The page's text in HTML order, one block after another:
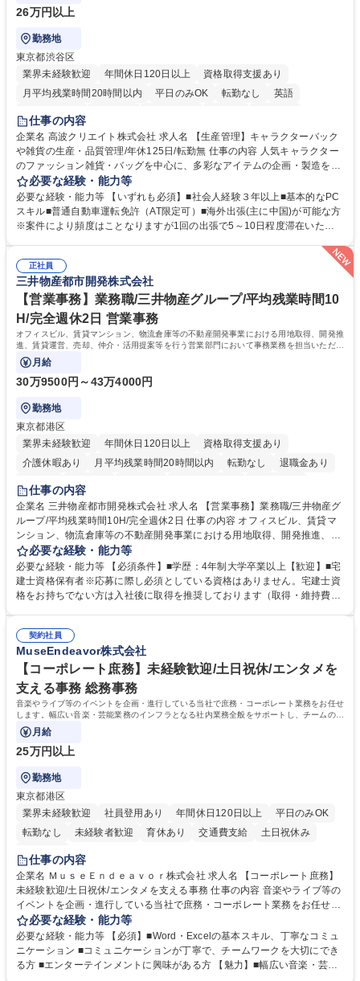
26万円以上
勤務地
東京都渋谷区
業界未経験歓迎
年間休日120日以上
資格取得支援あり
月平均残業時間20時間以内
平日のみOK 転勤なし
英語
住宅手当あり
完全週休2日制
交通費支給 駅近5分以内 中国語 土日祝休み
仕事の内容
企業名 高波クリエイト株式会社 求人名 【生産管理】キャラクターバック
や雑貨の生産・品質管理/年休125日/転勤無 仕事の内容 人気キャラクター
のファッション雑貨・バッグを中心に、多彩なアイテムの企画・製造を手
掛ける当社にて、自社企画・開発商品の生産管理・品質管理を担当。『か
わいい』を届けるやりがいのあるポジションです。 有名ブランドやキャラ
クターライセンスを活用した商品の企画・開発・販売を行っています。企
画段階から納品まで、商品の製造に関わる全てのプロセスにおいて、生産
場へ見積依頼・価格交渉、サンプルの品質確認や検査の手配、ライセンス
元様とのやり取り、輸入関連の書類の管理、国内倉庫での品質チェック、
工場開拓などがございます。 募集職種 【生産管理】キャラクターバック
や雑貨の生産・品質管理/年休125日/転勤無
必要な経験・能力等
必要な経験・能力等 【いずれも必須】■社会人経験３年以上■基本的なPC
スキル■普通自動車運転免許（AT限定可）■海外出張(主に中国)が可能な方
※案件により頻度はことなりますが1回の出張で5～10日程度滞在いただ
め、『コツコツと実直に取り組める方』 ・工場やライセンス元を含む社内
外関係者と友好なコミュニケーションが取れる方 ※折衝は営業担当がメイ
ンで行います。 学歴・資格 学歴：大学院 大学 高専 短大 専修学校 高校 語
学力： 資格：
正社員
三井物産都市開発株式会社
【営業事務】業務職/三井物産グループ/平均残業時間10
H/完全週休2日 営業事務
オフィスビル、賃貸マンション、物流倉庫等の不動産開発事業における用地取得、開発推
進、賃貸運営、売却、仲介・活用提案等を行う営業部門において事務業務を担当いただき
ます。
月給
30万9500円～43万4000円
勤務地
東京都港区
業界未経験歓迎
年間休日120日以上
資格取得支援あり
介護休暇あり
月平均残業時間20時間以内 転勤なし
退職金あり
在宅OK
賞与あり
駅近5分以内
土日祝休み 寮・社宅あり
仕事の内容
企業名 三井物産都市開発株式会社 求人名 【営業事務】業務職/三井物産グ
ループ/平均残業時間10H/完全週休2日 仕事の内容 オフィスビル、賃貸マ
ンション、物流倉庫等の不動産開発事業における用地取得、開発推進、賃
貸運営、売却、仲介・活用提案等を行う営業部門において事務業務を担当
いただきます。 【詳細】・契約書管理、契約書製本、捺印対応、ファイリ
ング、登記簿取得、調書取得・支払業務（各種費用支払、支払管理、請
求・支払データ登録、取引先マスター申請対応）・予算作成及び予実管
の他に担当頂く業務が発生する場合があります。 募集職種 【営業事務】
業務職/三井物産グループ/平均残業時間10H/完全週休2日
必要な経験・能力等
必要な経験・能力等 【必須条件】■学歴：4年制大学卒業以上【歓迎】■宅
建士資格保有者※応募に際し必須としている資格はありません。宅建士資
格をお持ちでない方は入社後に取得を推奨しております（取得・維持費用
ション力がある方。 ・チャレンジを厭わず、粘り強く業務に取り組める
方。多様な関係者と謙虚に信頼関係を構築でき、期限を意識したスケジュ
ール管理が出来る方。※将来的に他部署（営業部門、コーポレート部門）
へのジョブローテーションの可能性があります。 学歴・資格 学歴：大学
院 大学 語学力： 資格：宅地建物取引士
契約社員
MuseEndeavor株式会社
【コーポレート庶務】未経験歓迎/土日祝休/エンタメを
支える事務 総務事務
音楽やライブ等のイベントを企画・進行している当社で庶務・コーポレート業務をお任せ
します。幅広い音楽・芸能業務のインフラとなる社内業務全般をサポートし、チームの円
滑な運営を支えていただきます。
月給
25万円以上
勤務地
東京都港区
業界未経験歓迎
社員登用あり 年間休日120日以上
平日のみOK
転勤なし
未経験者歓迎 育休あり 交通費支給
土日祝休み
服装自由
仕事の内容
企業名 ＭｕｓｅＥｎｄｅａｖｏｒ株式会社 求人名 【コーポレート庶務】
未経験歓迎/土日祝休/エンタメを支える事務 仕事の内容 音楽やライブ等の
イベントを企画・進行している当社で庶務・コーポレート業務をお任せし
ます。幅広い音楽・芸能業務のインフラとなる社内業務全般をサポート
し、チームの円滑な運営を支えていただきます。 ■社内の庶務・一般事務
全般、書類整理、備品管理・発注 ■郵便物の仕分け、来客・電話対応、社
内環境の維持サポート ■経理や人事/採用の外注事業者とのやりとり・プロ
必要な経験・能力等
必要な経験・能力等 【必須】■Word・Excelの基本スキル、丁寧なコミュ
ニケーション ■コミュニケーションが丁寧で、チームワークを大切にでき
る方 ■エンターテインメントに興味がある方 【魅力】■幅広い音楽・芸能